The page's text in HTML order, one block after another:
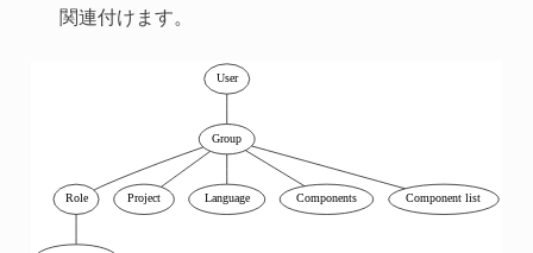
関連付けます。